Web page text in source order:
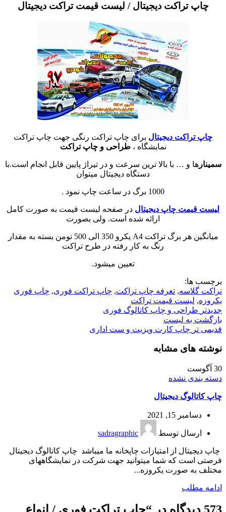
چاپ تراکت دیجیتال / لیست قیمت تراکت دیجیتال
چاپ تراکت دیجیتال برای چاپ تراکت رنگی جهت چاپ تراکت
نمایشگاه ،طراحی و چاپ تراکت
سمینارها و … با بالا ترین سرعت و در تیراژ پایین قابل انجام است.با
دستگاه دیجیتال میتوان
1000 برگ در ساعت چاپ نمود .
لیست قیمت چاپ دیجیتال در صفحه لیست قیمت به صورت کامل
ارائه شده است. ولی بصورت
میانگین هر برگ تراکت A4 یکرو 350 الی 500 تومن بسته به مقدار
رنگ به کار رفته در طرح تراکت
تعیین میشود.
برچسب ها:
تراکت گلاسه, تعرفه چاپ تراکت, چاپ تراکت فوری, چاپ فوری
یکروزه, لیست قیمت تراکت
جدیدتر طراحی و چاپ کاتالوگ فوری
بازگشت به لیست
قدیمی تر چاپ کارت ویزیت و ست اداری
نوشته های مشابه
30 آگوست
دسته بندی نشده
چاپ کاتالوگ دیجیتال
دسامبر 15, 2021
ارسال توسط sadragraphic
چاپ دیجیتال از امتیازات چاپخانه ما میباشد چاپ کاتالوگ دیجیتال
فرصتی است که شما میتوانید جهت شرکت در نمایشگاههای
مختلف به صورت یکروزه...
ادامه مطلب